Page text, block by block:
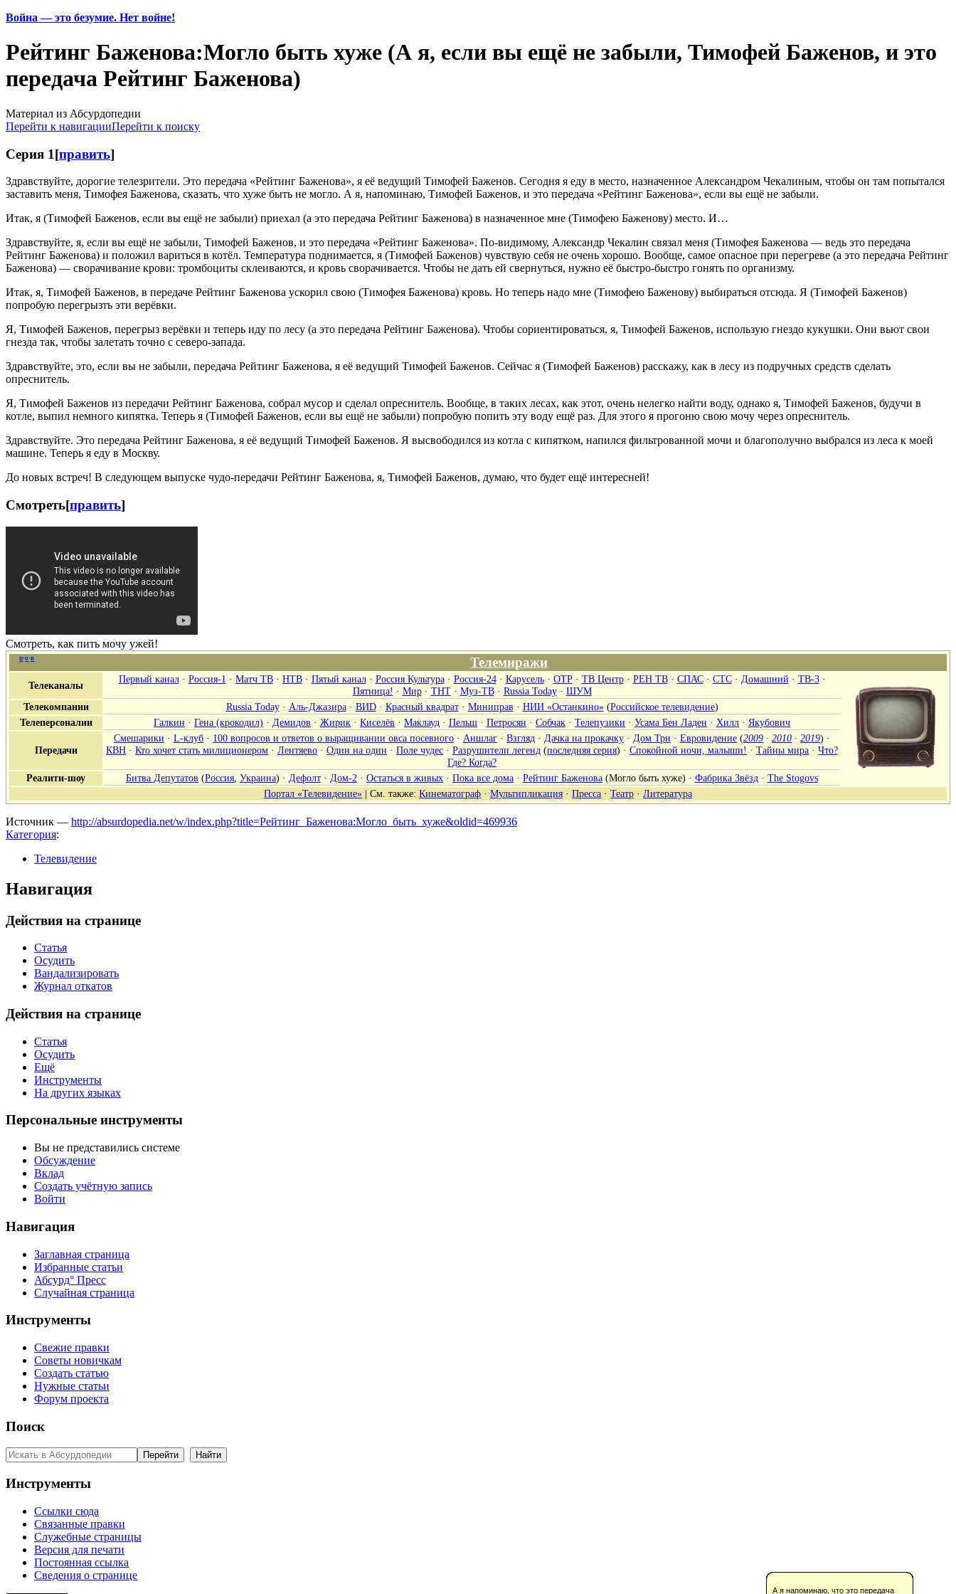
Война — это безумие. Нет войне!
Рейтинг Баженова:Могло быть хуже (А я, если вы ещё не забыли, Тимофей Баженов, и это
передача Рейтинг Баженова)
Материал из Абсурдопедии
Перейти к навигацииПерейти к поиску
Серия 1[править]
Здравствуйте, дорогие телезрители. Это передача «Рейтинг Баженова», я её ведущий Тимофей Баженов. Сегодня я еду в место, назначенное Александром Чекалиным, чтобы он там попытался
заставить меня, Тимофея Баженова, сказать, что хуже быть не могло. А я, напоминаю, Тимофей Баженов, и это передача «Рейтинг Баженова», если вы ещё не забыли.
Итак, я (Тимофей Баженов, если вы ещё не забыли) приехал (а это передача Рейтинг Баженова) в назначенное мне (Тимофею Баженову) место. И…
Здравствуйте, я, если вы ещё не забыли, Тимофей Баженов, и это передача «Рейтинг Баженова». По-видимому, Александр Чекалин связал меня (Тимофея Баженова — ведь это передача
Рейтинг Баженова) и положил вариться в котёл. Температура поднимается, я (Тимофей Баженов) чувствую себя не очень хорошо. Вообще, самое опасное при перегреве (а это передача Рейтинг
Баженова) — сворачивание крови: тромбоциты склеиваются, и кровь сворачивается. Чтобы не дать ей свернуться, нужно её быстро-быстро гонять по организму.
Итак, я, Тимофей Баженов, в передаче Рейтинг Баженова ускорил свою (Тимофея Баженова) кровь. Но теперь надо мне (Тимофею Баженову) выбираться отсюда. Я (Тимофей Баженов)
попробую перегрызть эти верёвки.
Я, Тимофей Баженов, перегрыз верёвки и теперь иду по лесу (а это передача Рейтинг Баженова). Чтобы сориентироваться, я, Тимофей Баженов, использую гнездо кукушки. Они вьют свои
гнезда так, чтобы залетать точно с северо-запада.
Здравствуйте, это, если вы не забыли, передача Рейтинг Баженова, я её ведущий Тимофей Баженов. Сейчас я (Тимофей Баженов) расскажу, как в лесу из подручных средств сделать
опреснитель.
Я, Тимофей Баженов из передачи Рейтинг Баженова, собрал мусор и сделал опреснитель. Вообще, в таких лесах, как этот, очень нелегко найти воду, однако я, Тимофей Баженов, будучи в
котле, выпил немного кипятка. Теперь я (Тимофей Баженов, если вы ещё не забыли) попробую попить эту воду ещё раз. Для этого я прогоню свою мочу через опреснитель.
Здравствуйте. Это передача Рейтинг Баженова, я её ведущий Тимофей Баженов. Я высвободился из котла с кипятком, напился фильтрованной мочи и благополучно выбрался из леса к моей
машине. Теперь я еду в Москву.
До новых встреч! В следующем выпуске чудо-передачи Рейтинг Баженова, я, Тимофей Баженов, думаю, что будет ещё интересней!
Смотреть[править]
Смотреть, как пить мочу ужей!
п·о ·в Телемиражи
Телеканалы
Первый канал· Россия-1 · Матч ТВ· НТВ· Пятый канал· Россия Культура· Россия-24· Карусель· ОТР· ТВ Центр· РЕН ТВ· СПАС· СТС· Домашний · ТВ-3·
Пятница! · Мир· ТНТ· Муз-ТВ· Russia Today· ШУМ
Телекомпании
Russia Today· Аль-Джазира· ВИD· Красный квадрат· Миниправ · НИИ «Останкино»(Российское телевидение)
Телеперсоналии
Галкин · Гена (крокодил) · Демидов · Жирик · Киселёв · Маклауд · Пельш · Петросян · Собчак · Телепузики · Усама Бен Ладен · Хилл · Якубович
Передачи
Смешарики · L-клуб · 100 вопросов и ответов о выращивании овса посевного · Аншлаг · Взгляд · Дачка на прокачку · Дом Три · Евровидение (2009 · 2010 · 2019) ·
КВН · Кто хочет стать милиционером · Лентяево · Один на один · Поле чудес · Разрушители легенд (последняя серия) · Спокойной ночи, малыши! · Тайны мира · Что?
Где? Когда?
Реалити-шоу
Битва Депутатов (Россия Украина) · Дефолт · Дом-2 · Остаться в живых · Пока все дома · Рейтинг Баженова (Могло быть хуже) · Фабрика Звёзд · The Stogovs
Портал «Телевидение» | См. также: Кинематограф · Мультипликация · Пресса · Театр · Литература
А я напоминаю, что это передача
Источник — http://absurdopedia.net/w/index.php?title=Рейтинг_Баженова:Могло_быть_хуже&oldid=469936
Категория:
Телевидение
Навигация
Действия на странице
Статья
Осудить
Вандализировать
Журнал откатов
Действия на странице
Статья
Осудить
Ещё
Инструменты
На других языках
Персональные инструменты
Вы не представились системе
Обсуждение
Вклад
Создать учётную запись
Войти
Навигация
Заглавная страница
Избранные статьи
Абсурд° Пресс
Случайная страница
Инструменты
Свежие правки
Советы новичкам
Создать статью
Нужные статьи
Форум проекта
Поиск
Инструменты
Ссылки сюда
Связанные правки
Служебные страницы
Версия для печати
Постоянная ссылка
Сведения о странице